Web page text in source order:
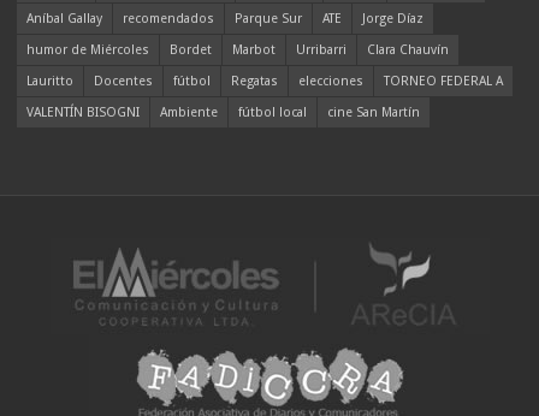
Aníbal Gallay
recomendados Parque Sur ATE
Jorge Díaz
humor de Miércoles
Bordet Marbot Urribarri
Clara Chauvín
Lauritto
Docentes fútbol Regatas elecciones
TORNEO FEDERAL A
VALENTÍN BISOGNI
Ambiente fútbol local cine San Martín